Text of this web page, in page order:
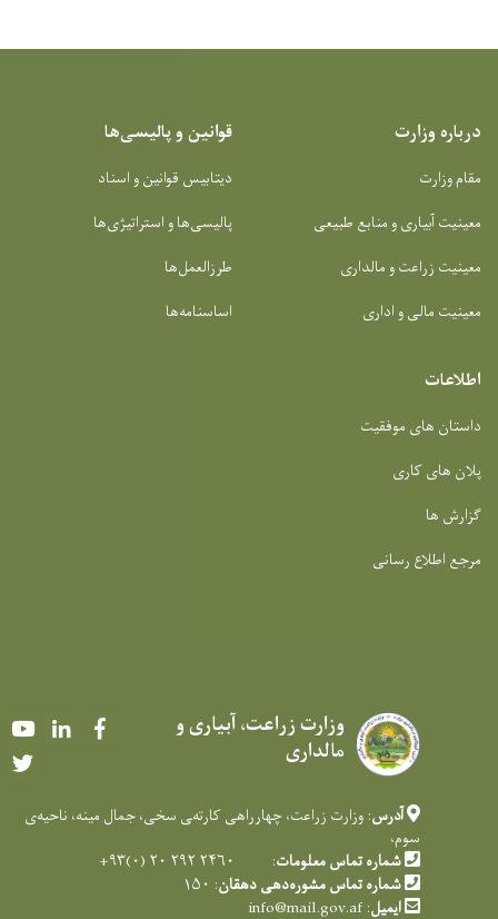
درباره وزارت
مقام وزارت
معینیت آبیاری و منابع طبیعی
معینیت زراعت و مالداری
معینیت مالی و اداری
قوانین و پالیسی‌ها
دیتابیس قوانین و اسناد
پالیسی‌ها و استراتیژی‌ها
طرزالعمل‌ها
اساسنامه‌ها
اطلاعات
داستان های موفقیت
پلان های کاری
گزارش ها
مرجع اطلاع رسانی
وزارت زراعت، آبیاری و
مالداری
YoutubeLinkedIn
آدرس: وزارت زراعت، چهارراهی کارته‌‍ی سخی، جمال مینه، ناحیه‌ی
سوم،
شماره تماس معلومات: ۲۴۶۰ ۲۹۲ ۲۰ (۰)۹۳+
شماره تماس مشوره‌دهی دهقان: ۱۵۰
ایمیل:
info@mail.gov.af